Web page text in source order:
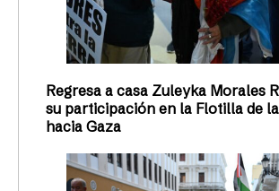
Regresa a casa Zuleyka Morales
su participación en la Flotilla de
hacia Gaza